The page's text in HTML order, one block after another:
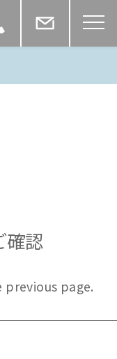
確認
page.